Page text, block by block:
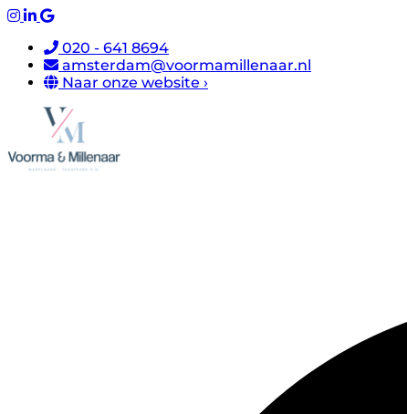
020 - 641 8694
amsterdam@voormamillenaar.nl
Naar onze website ›